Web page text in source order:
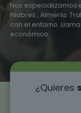
Nos especializamos
Filabres , Almería.
con el entorno.
económico.
¿Quieres